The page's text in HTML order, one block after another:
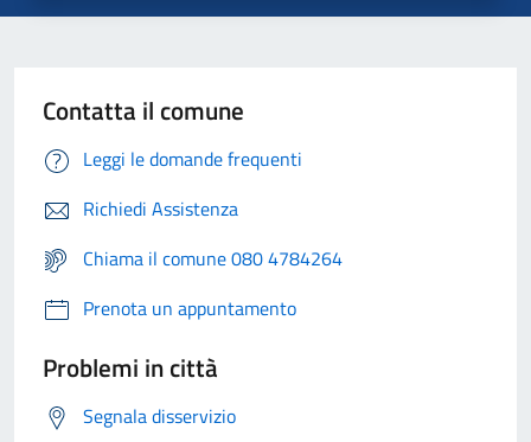
Contatta il comune
Leggi le domande frequenti
Richiedi Assistenza
Chiama il comune 080 4784264
Prenota un appuntamento
Problemi in città
Segnala disservizio